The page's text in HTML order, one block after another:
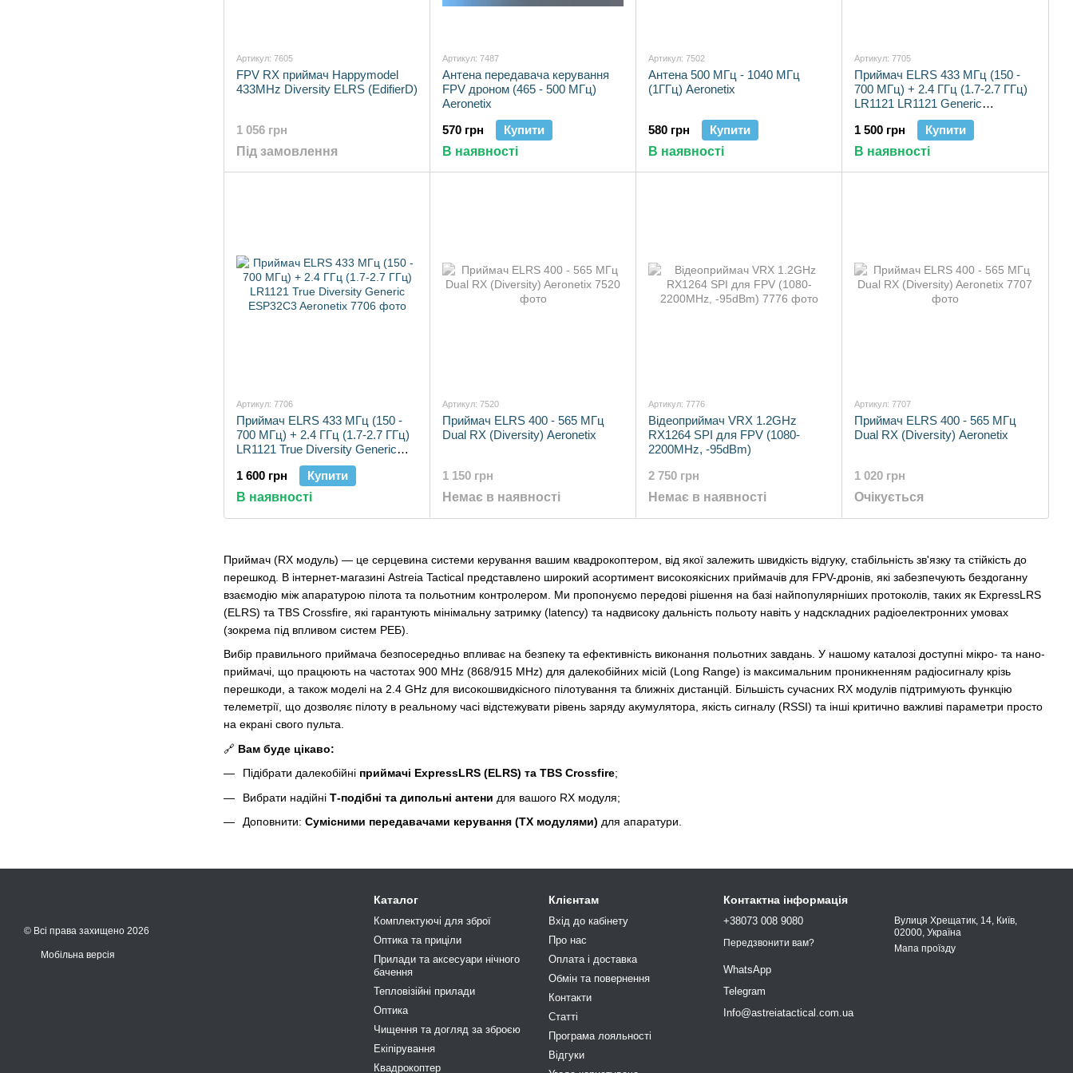
Приймач (RX модуль) — це серцевина системи керування вашим квадрокоптером, від якої залежить швидкість відгуку, стабільність зв'язку та стійкість до
перешкод. В інтернет-магазині Astreia Tactical представлено широкий асортимент високоякісних приймачів для FPV-дронів, які забезпечують бездоганну
взаємодію між апаратурою пілота та польотним контролером. Ми пропонуємо передові рішення на базі найпопулярніших протоколів, таких як ExpressLRS
(ELRS) та TBS Crossfire, які гарантують мінімальну затримку (latency) та надвисоку дальність польоту навіть у надскладних радіоелектронних умовах
(зокрема під впливом систем РЕБ).
Вибір правильного приймача безпосередньо впливає на безпеку та ефективність виконання польотних завдань. У нашому каталозі доступні мікро- та нано-
приймачі, що працюють на частотах 900 MHz (868/915 MHz) для далекобійних місій (Long Range) із максимальним проникненням радіосигналу крізь
перешкоди, а також моделі на 2.4 GHz для високошвидкісного пілотування та ближніх дистанцій. Більшість сучасних RX модулів підтримують функцію
телеметрії, що дозволяє пілоту в реальному часі відстежувати рівень заряду акумулятора, якість сигналу (RSSI) та інші критично важливі параметри просто
на екрані свого пульта.
🔗 Вам буде цікаво:
Підібрати далекобійні приймачі ExpressLRS (ELRS) та TBS Crossfire;
Вибрати надійні Т-подібні та дипольні антени для вашого RX модуля;
Доповнити: Сумісними передавачами керування (TX модулями) для апаратури.
Артикул: 7605
FPV RX приймач Happymodel
433MHz Diversity ELRS (EdifierD)
1 056 грн
Під замовлення
Артикул: 7487
Антена передавача керування
FPV дроном (465 - 500 МГц)
Aeronetix
570 грн
Купити
В наявності
Артикул: 7502
Антена 500 МГц - 1040 МГц
(1ГГц) Aeronetix
580 грн
Купити
В наявності
Артикул: 7705
Приймач ELRS 433 МГц (150 -
700 МГц) + 2.4 ГГц (1.7-2.7 ГГц)
LR1121 LR1121 Generic
ESP32C3 Aeronetix
1 500 грн
Купити
В наявності
Артикул: 7706
Приймач ELRS 433 МГц (150 -
700 МГц) + 2.4 ГГц (1.7-2.7 ГГц)
LR1121 True Diversity Generic
ESP32C3 Aeronetix
1 600 грн
Купити
В наявності
Артикул: 7520
Приймач ELRS 400 - 565 МГц
Dual RX (Diversity) Aeronetix
1 150 грн
Немає в наявності
Артикул: 7776
Відеоприймач VRX 1.2GHz
RX1264 SPI для FPV (1080-
2200MHz, -95dBm)
2 750 грн
Немає в наявності
Артикул: 7707
Приймач ELRS 400 - 565 МГц
Dual RX (Diversity) Aeronetix
1 020 грн
Очікується
© Всі права захищено 2026
Мобільна версія
Каталог
Комплектуючі для зброї
Оптика та приціли
Прилади та аксесуари нічного
бачення
Тепловізійні прилади
Оптика
Чищення та догляд за зброєю
Екіпірування
Квадрокоптер
Клієнтам
Вхід до кабінету
Про нас
Оплата і доставка
Обмін та повернення
Контакти
Статті
Програма лояльності
Відгуки
Контактна інформація
+38073 008 9080
Передзвонити вам?
WhatsApp
Telegram
Info@astreiatactical.com.ua
Вулиця Хрещатик, 14, Київ,
02000, Україна
Мапа проїзду